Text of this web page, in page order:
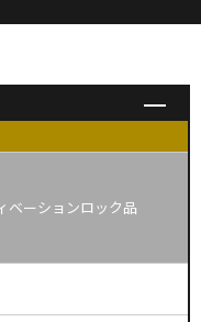
ーションロック品